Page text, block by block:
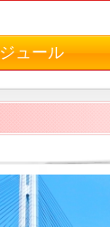
ュール